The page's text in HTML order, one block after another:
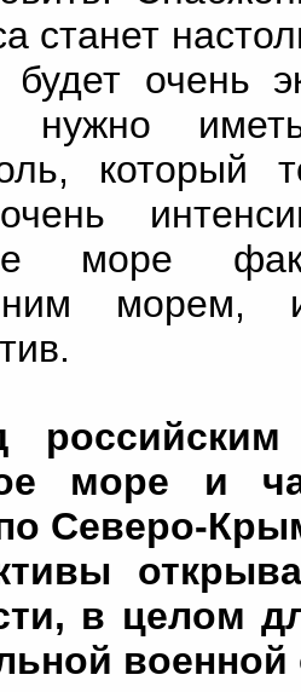
станет
будет очень
нужно
который
море
море и
Северо-
в целом